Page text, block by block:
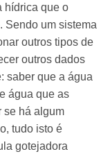
hídrica que o
Sendo um sistema
outros tipos de
outros dados
saber que a água
água que as
se há algum
tudo isto é
gotejadora